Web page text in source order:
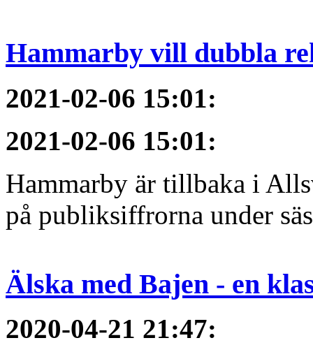
Hammarby vill dubbla
2021-02-06 15:01:
2021-02-06 15:01:
Hammarby är tillbaka i
på publiksiffrorna under
Älska med Bajen - en
2020-04-21 21:47: